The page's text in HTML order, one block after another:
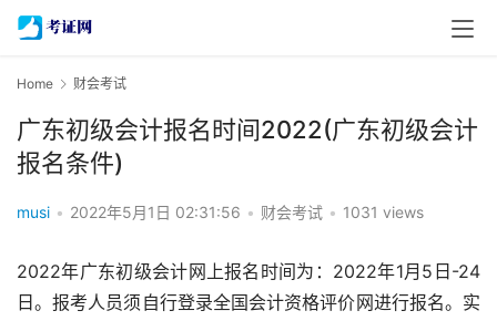
Home 财会考试
广东初级会计报名时间2022(广东初级会计
报名条件)
musi • 2022年5月1日 02:31:56 • 财会考试 • 1031 views
2022年广东初级会计网上报名时间为：2022年1月5日-24
日。报考人员须自行登录全国会计资格评价网进行报名。实